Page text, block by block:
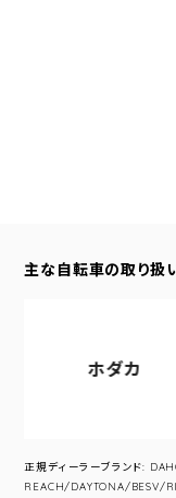
主な自転車の取り扱
ホダカ
正規ディーラーブランド:
REACH/DAYTONA/BESV/